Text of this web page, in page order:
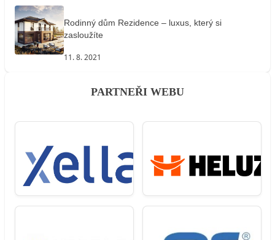
Rodinný dům Rezidence – luxus, který si
zasloužíte
11. 8. 2021
PARTNEŘI WEBU